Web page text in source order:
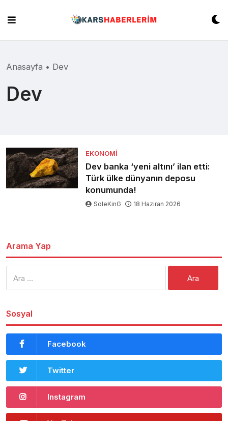
content
Anasayfa • Dev
Dev
EKONOMI
Dev banka ‘yeni altını’ ilan etti:
Türk ülke dünyanın deposu
konumunda!
SoleKinG 18 Haziran 2026
Arama Yap
Sosyal
Facebook
Twitter
Instagram